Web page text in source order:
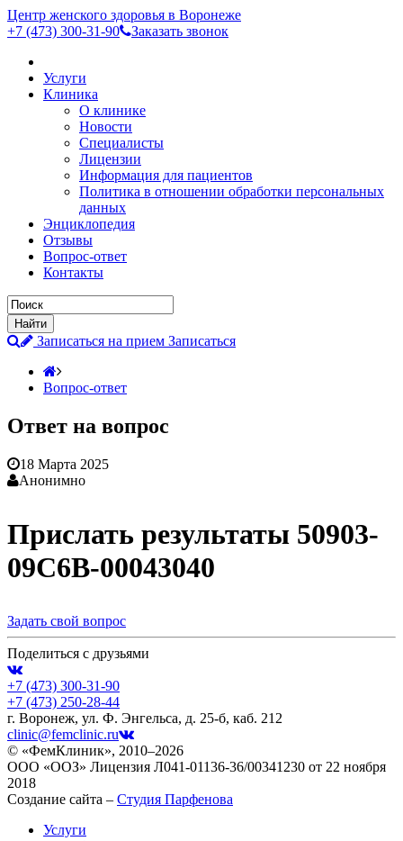
Центр женского здоровья в Воронеже
+7 (473) 300-31-90 Заказать звонок
Услуги
Клиника
О клинике
Новости
Специалисты
Лицензии
Информация для пациентов
Политика в отношении обработки персональных
данных
Энциклопедия
Отзывы
Вопрос-ответ
Контакты
Записаться на прием Записаться
Вопрос-ответ
Ответ на вопрос
18 Марта 2025
Анонимно
Прислать результаты 50903-
09С6В-00043040
Задать свой вопрос
Поделиться с друзьями
+7 (473) 300-31-90
+7 (473) 250-28-44
г. Воронеж, ул. Ф. Энгельса, д. 25-б, каб. 212
clinic@femclinic.ru
© «ФемКлиник», 2010–2026
ООО «ООЗ» Лицензия Л041-01136-36/00341230 от 22 ноября
2018
Создание сайта – Студия Парфенова
Услуги